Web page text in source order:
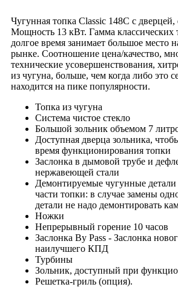
Чугунная топка Classic 148C с
Мощность 13 кВт. Гамма классических
долгое время занимает большое место
рынке. Соотношение цена/качество,
технические усовершенствования,
из чугуна, больше, чем когда либо это
находится на пике популярности.
Топка из чугуна
Система чистое стекло
Большой зольник объемом 7
Доступная дверца зольника,
время функционирования топки
Заслонка в дымовой трубе и
нержавеющей стали
Демонтируемые чугунные детали
части топки: в случае замены
детали не надо демонтировать
Ножки
Непрерывный горение 10 часов
Заслонка By Pass - Заслонка
наилучшего КПД
Турбины
Зольник, доступный при
Решетка-гриль (опция).